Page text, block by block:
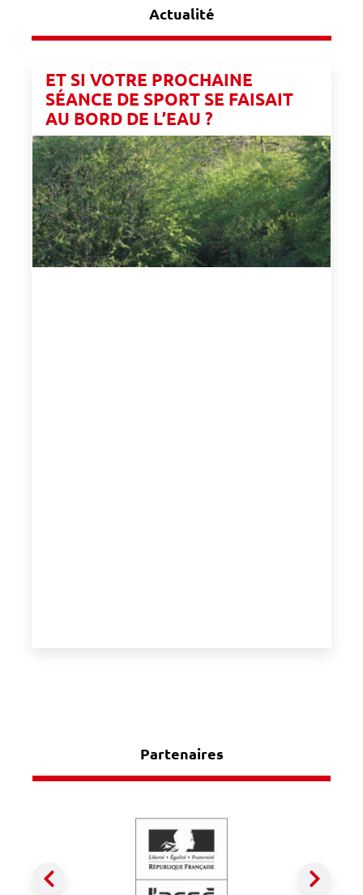
Actualité
ET SI VOTRE PROCHAINE
SÉANCE DE SPORT SE FAISAIT
AU BORD DE L’EAU ?
Partenaires